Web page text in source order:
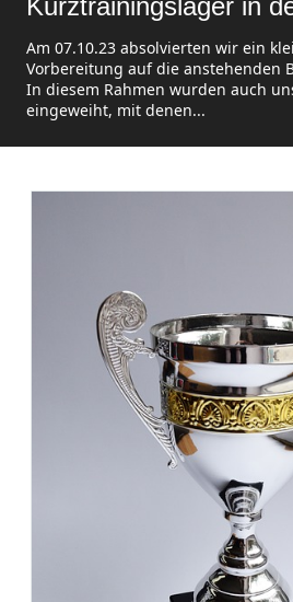
Kurztrainingslager in
Am 07.10.23 absolvierten wir ein
Vorbereitung auf die anstehenden
In diesem Rahmen wurden auch
eingeweiht, mit denen...